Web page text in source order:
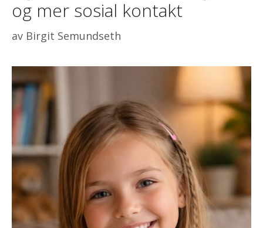
og mer sosial kontakt
av Birgit Semundseth